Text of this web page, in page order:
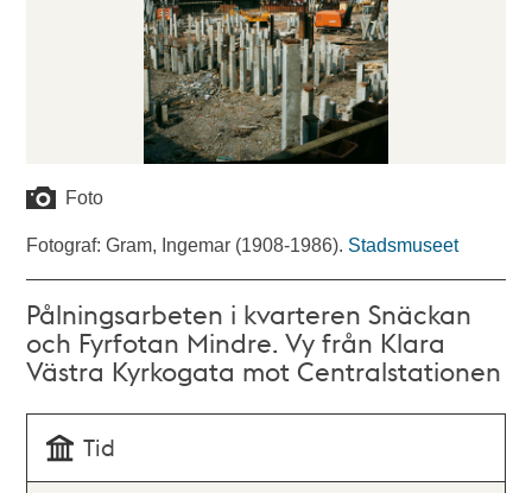
Foto
Fotograf: Gram, Ingemar (1908-1986). Stadsmuseet
Pålningsarbeten i kvarteren Snäckan
och Fyrfotan Mindre. Vy från Klara
Västra Kyrkogata mot Centralstationen
Tid